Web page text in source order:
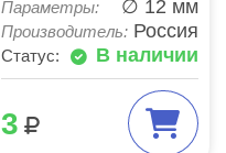
Параметры: ∅ 12 мм
Производитель: Россия
Статус: В наличии
3